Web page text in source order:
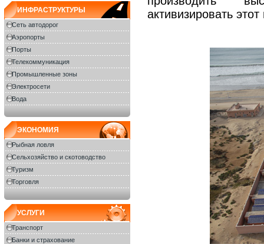
ИНФРАСТРУКТУРЫ
Сеть автодорог
Аэропорты
Порты
Телекоммуникация
Промышленные зоны
Электросети
Вода
ЭКОНОМИЯ
Рыбная ловля
Сельхозяйство и скотоводство
Туризм
Торговля
УСЛУГИ
Транспорт
Банки и страхование
активизировать